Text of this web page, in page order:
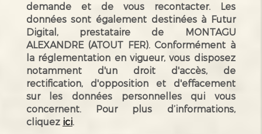
demande et de vous recontacter. Les
données sont également destinées à Futur
Digital, prestataire de MONTAGU
ALEXANDRE (ATOUT FER). Conformément à
la réglementation en vigueur, vous disposez
notamment d'un droit d'accès, de
rectification, d'opposition et d'effacement
sur les données personnelles qui vous
concernent. Pour plus d’informations,
cliquez ici.